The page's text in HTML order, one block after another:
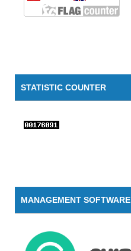
STATISTIC COUNTER
MANAGEMENT SOFTWARE